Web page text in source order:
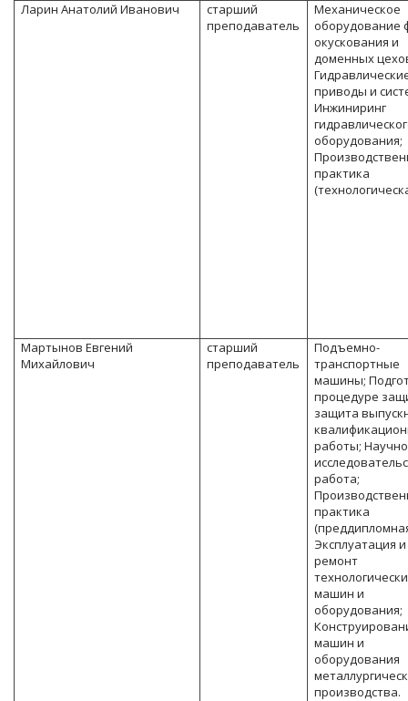
Ларин Анатолий Иванович
старший
преподаватель
Механическое
оборудование
окускования и
доменных
приводы и
Инжиниринг
оборудования;
практика
Мартынов Евгений
Михайлович
старший
преподаватель
Подъемно-
транспортные
машины;
процедуре
защита
работы;
работа;
практика
Эксплуатация и
ремонт
машин и
оборудования;
машин и
оборудования
производства.